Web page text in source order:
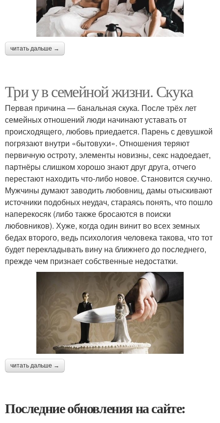
читать дальше →
Три у в семейной жизни. Скука
Первая причина — банальная скука. После трёх лет
семейных отношений люди начинают уставать от
происходящего, любовь приедается. Парень с девушкой
погрязают внутри «бытовухи». Отношения теряют
первичную остроту, элементы новизны, секс надоедает,
партнёры слишком хорошо знают друг друга, отчего
перестают находить что-либо новое. Становится скучно.
Мужчины думают заводить любовниц, дамы отыскивают
источники подобных неудач, стараясь понять, что пошло
наперекосяк (либо также бросаются в поиски
любовников). Хуже, когда один винит во всех земных
бедах второго, ведь психология человека такова, что тот
будет перекладывать вину на ближнего до последнего,
прежде чем признает собственные недостатки.
читать дальше →
Последние обновления на сайте: